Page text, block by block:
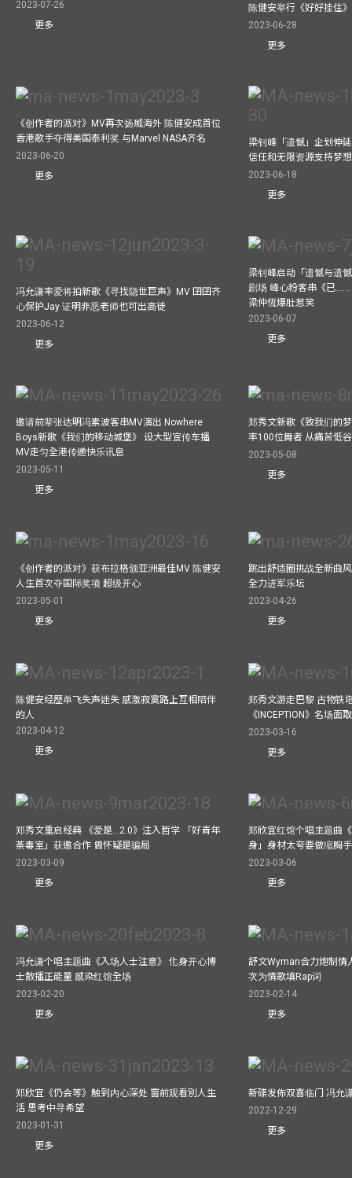
2023-07-26
更多
陈健安举行《好好挂住
2023-06-28
更多
《创作者的派对》MV再次扬威海外 陈健安成首位
香港歌手夺得美国泰利奖 与Marvel NASA齐名
2023-06-20
更多
梁钊峰「遗憾」企划伸
信任和无限资源支持梦
2023-06-18
更多
冯允谦率爱将拍新歌《寻找隐世巨声》MV 囝囝齐
心保护Jay 证明非恶老师也可出高徒
2023-06-12
更多
梁钊峰启动「遗憾与遗
剧场 峰心粉客串《已
梁仲恆爆肚惹笑
2023-06-07
更多
邀请前辈张达明冯素波客串MV演出 Nowhere
Boys新歌《我们的移动城堡》 设大型宣传车播
MV走匀全港传递快乐讯息
2023-05-11
更多
郑秀文新歌《致我们的
率100位舞者 从痛苦低
2023-05-08
更多
《创作者的派对》获布拉格颁亚洲最佳MV 陈健安
人生首次夺国际奖项 超级开心
2023-05-01
更多
跳出舒适圈挑战全新曲
全力进军乐坛
2023-04-26
更多
陈健安经歷单飞失声迷失 感激寂寞路上互相陪伴
的人
2023-04-12
更多
郑秀文游走巴黎 古物铁
《INCEPTION》名场面
2023-03-16
更多
郑秀文重启经典 《爱是...2.0》注入哲学 「好青年
荼毒室」获邀合作 曾怀疑是骗局
2023-03-09
更多
郑欣宜红馆个唱主题曲
身」身材太夸要做缩胸
2023-03-06
更多
冯允谦个唱主题曲《入场人士注意》 化身开心博
士散播正能量 感染红馆全场
2023-02-20
更多
舒文Wyman合力炮制情
次为情歌填Rap词
2023-02-14
更多
郑欣宜《仍会等》触到内心深处 窗前观看別人生
活 思考中寻希望
2023-01-31
更多
新碟发佈双喜临门 冯允
2022-12-29
更多